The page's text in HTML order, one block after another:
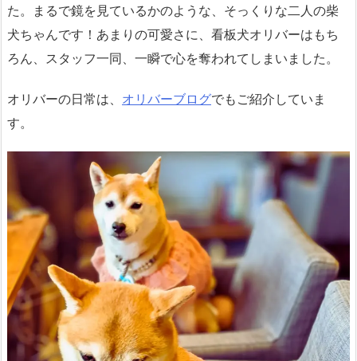
た。まるで鏡を見ているかのような、そっくりな二人の柴
犬ちゃんです！あまりの可愛さに、看板犬オリバーはもち
ろん、スタッフ一同、一瞬で心を奪われてしまいました。
オリバーの日常は、 オリバーブログでもご紹介していま
す。